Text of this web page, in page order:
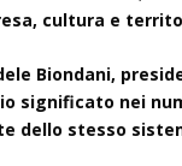
cultura e
Biondani,
significato nei
dello stesso